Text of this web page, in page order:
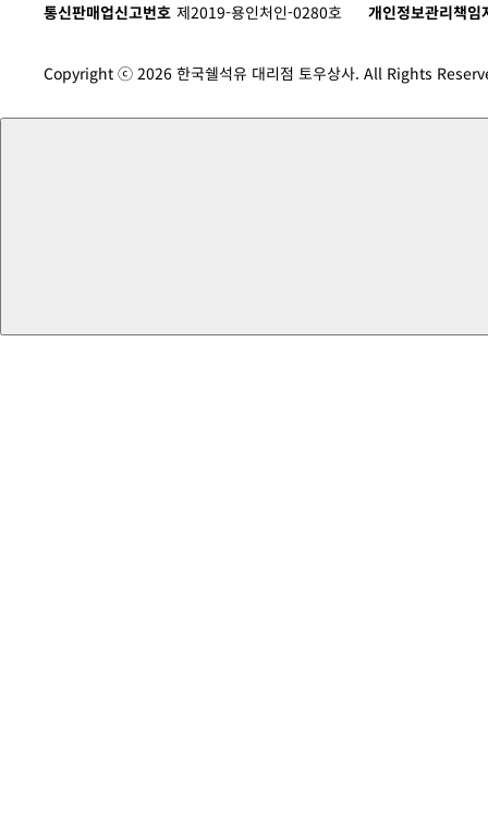
통신판매업신고번호 제2019-용인처인-0280호 개인정보관리책임
Copyright ⓒ 2026 한국쉘석유 대리점 토우상사. All Rights